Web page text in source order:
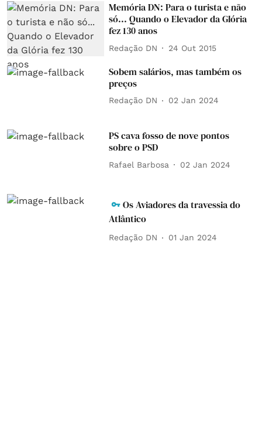
Memória DN: Para o turista e não
só... Quando o Elevador da Glória
fez 130 anos
Redação DN 24 Out 2015
Sobem salários, mas também os
preços
Redação DN 02 Jan 2024
PS cava fosso de nove pontos
sobre o PSD
Rafael Barbosa 02 Jan 2024
Os Aviadores da travessia do
Atlântico
Redação DN 01 Jan 2024